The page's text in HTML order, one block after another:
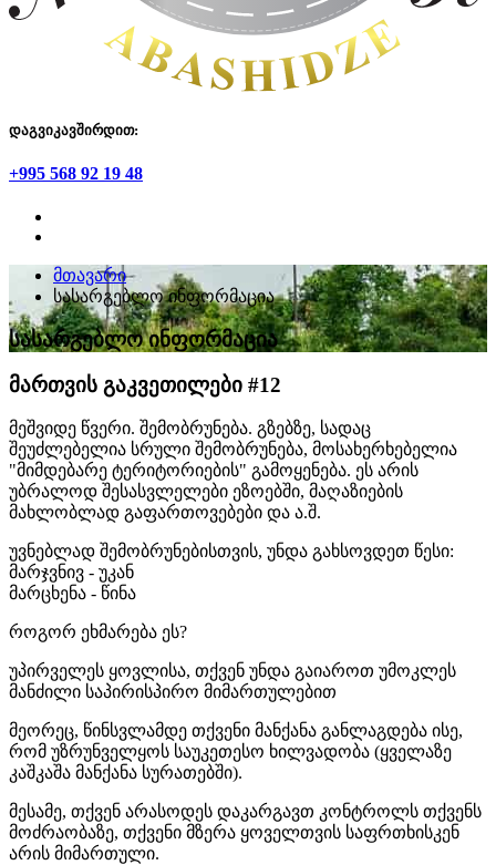
დაგვიკავშირდით:
+995 568 92 19 48
მთავარი
სასარგებლო ინფორმაცია
სასარგებლო ინფორმაცია
მართვის გაკვეთილები #12
მეშვიდე წვერი. შემობრუნება. გზებზე, სადაც
შეუძლებელია სრული შემობრუნება, მოსახერხებელია
"მიმდებარე ტერიტორიების" გამოყენება. ეს არის
უბრალოდ შესასვლელები ეზოებში, მაღაზიების
მახლობლად გაფართოვებები და ა.შ.
უვნებლად შემობრუნებისთვის, უნდა გახსოვდეთ წესი:
მარჯვნივ - უკან
მარცხენა - წინა
როგორ ეხმარება ეს?
უპირველეს ყოვლისა, თქვენ უნდა გაიაროთ უმოკლეს
მანძილი საპირისპირო მიმართულებით
მეორეც, წინსვლამდე თქვენი მანქანა განლაგდება ისე,
რომ უზრუნველყოს საუკეთესო ხილვადობა (ყველაზე
კაშკაშა მანქანა სურათებში).
მესამე, თქვენ არასოდეს დაკარგავთ კონტროლს თქვენს
მოძრაობაზე, თქვენი მზერა ყოველთვის საფრთხისკენ
არის მიმართული.